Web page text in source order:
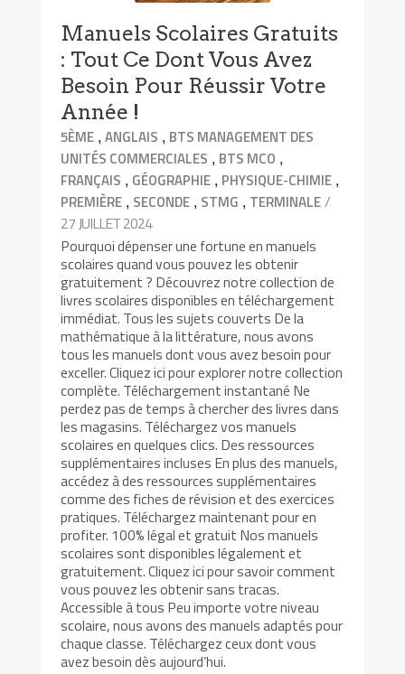
Manuels Scolaires Gratuits
: Tout Ce Dont Vous Avez
Besoin Pour Réussir Votre
Année !
5ÈME ,ANGLAIS , BTS MANAGEMENT DES
UNITÉS COMMERCIALES , BTS MCO ,
FRANÇAIS , GÉOGRAPHIE , PHYSIQUE-CHIMIE ,
PREMIÈRE , SECONDE , STMG , TERMINALE/
27 JUILLET 2024
Pourquoi dépenser une fortune en manuels
scolaires quand vous pouvez les obtenir
gratuitement ? Découvrez notre collection de
livres scolaires disponibles en téléchargement
immédiat. Tous les sujets couverts De la
mathématique à la littérature, nous avons
tous les manuels dont vous avez besoin pour
exceller. Cliquez ici pour explorer notre collection
complète. Téléchargement instantané Ne
perdez pas de temps à chercher des livres dans
les magasins. Téléchargez vos manuels
scolaires en quelques clics. Des ressources
supplémentaires incluses En plus des manuels,
accédez à des ressources supplémentaires
comme des fiches de révision et des exercices
pratiques. Téléchargez maintenant pour en
profiter. 100% légal et gratuit Nos manuels
scolaires sont disponibles légalement et
gratuitement. Cliquez ici pour savoir comment
vous pouvez les obtenir sans tracas.
Accessible à tous Peu importe votre niveau
scolaire, nous avons des manuels adaptés pour
chaque classe. Téléchargez ceux dont vous
avez besoin dès aujourd’hui.